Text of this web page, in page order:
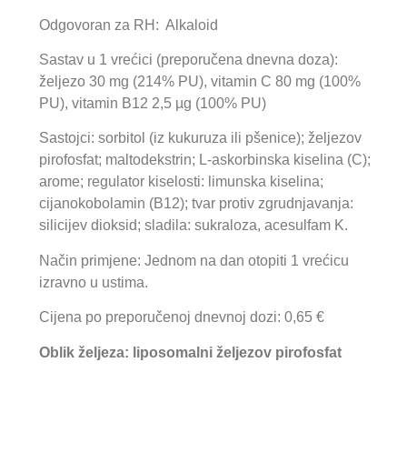
Odgovoran za RH: Alkaloid
Sastav u 1 vrećici (preporučena dnevna doza):
željezo 30 mg (214% PU), vitamin C 80 mg (100%
PU), vitamin B12 2,5 µg (100% PU)
Sastojci: sorbitol (iz kukuruza ili pšenice); željezov
pirofosfat; maltodekstrin; L-askorbinska kiselina (C);
arome; regulator kiselosti: limunska kiselina;
cijanokobolamin (B12); tvar protiv zgrudnjavanja:
silicijev dioksid; sladila: sukraloza, acesulfam K.
Način primjene: Jednom na dan otopiti 1 vrećicu
izravno u ustima.
Cijena po preporučenoj dnevnoj dozi: 0,65 €
Oblik željeza: liposomalni željezov pirofosfat